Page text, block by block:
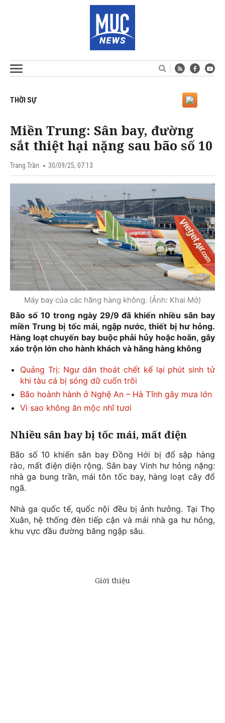
THỜI SỰ
Miền Trung: Sân bay, đường
sắt thiệt hại nặng sau bão số 10
Trang Trần 30/09/25, 07:13
Máy bay của các hãng hàng không. (Ảnh: Khai Mở)
Bão số 10 trong ngày 29/9 đã khiến nhiều sân bay
miền Trung bị tốc mái, ngập nước, thiết bị hư hỏng.
Hàng loạt chuyến bay buộc phải hủy hoặc hoãn, gây
xáo trộn lớn cho hành khách và hãng hàng không
Quảng Trị: Ngư dân thoát chết kể lại phút sinh tử
khi tàu cá bị sóng dữ cuốn trôi
Bão hoành hành ở Nghệ An – Hà Tĩnh gây mưa lớn
Vì sao không ăn mộc nhĩ tươi
Nhiều sân bay bị tốc mái, mất điện
Bão số 10 khiến sân bay Đồng Hới bị đổ sập hàng
rào, mất điện diện rộng. Sân bay Vinh hư hỏng nặng:
nhà ga bung trần, mái tôn tốc bay, hàng loạt cây đổ
ngã.
Nhà ga quốc tế, quốc nội đều bị ảnh hưởng. Tại Thọ
Xuân, hệ thống đèn tiếp cận và mái nhà ga hư hỏng,
khu vực đầu đường băng ngập sâu.